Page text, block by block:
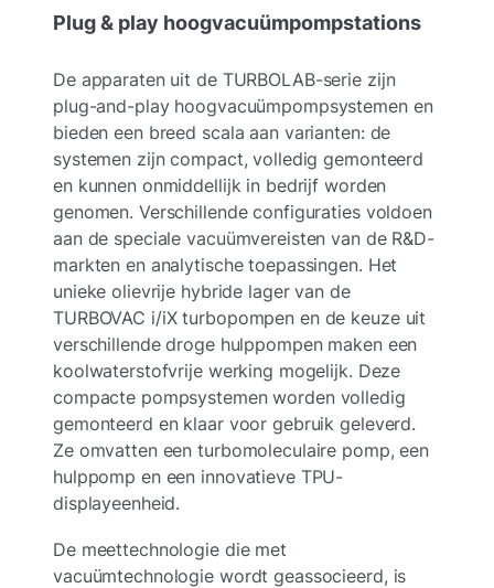
Plug & play hoogvacuümpompstations
De apparaten uit de TURBOLAB-serie zijn
plug-and-play hoogvacuümpompsystemen en
bieden een breed scala aan varianten: de
systemen zijn compact, volledig gemonteerd
en kunnen onmiddellijk in bedrijf worden
genomen. Verschillende configuraties voldoen
aan de speciale vacuümvereisten van de R&D-
markten en analytische toepassingen. Het
unieke olievrije hybride lager van de
TURBOVAC i/iX turbopompen en de keuze uit
verschillende droge hulppompen maken een
koolwaterstofvrije werking mogelijk. Deze
compacte pompsystemen worden volledig
gemonteerd en klaar voor gebruik geleverd.
Ze omvatten een turbomoleculaire pomp, een
hulppomp en een innovatieve TPU-
displayeenheid.
De meettechnologie die met
vacuümtechnologie wordt geassocieerd, is